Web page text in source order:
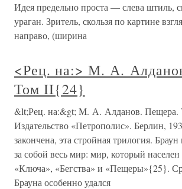
Идея предельно проста — слева штиль,
ураган. Зритель, скользя по картине
направо, (ширина
<Рец. на:> М. А.
Том II{24}
&lt;Рец. на:&gt; М. А. Алданов.
Издательство «Петрополис». Берлин,
закончена, эта стройная трилогия.
за собой весь мир: мир, который
«Ключа», «Бегства» и «Пещеры»{25}.
Брауна особенно удался